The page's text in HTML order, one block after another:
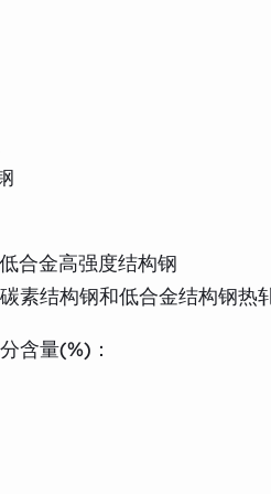
合金高强度结构钢
素结构钢和低合金结构钢热
含量(%)：